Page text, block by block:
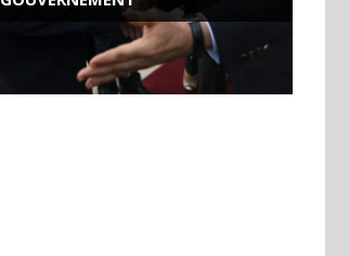
ROSE VALLAND, HEROÏNE DE LA
RESISTANCE FRANÇAISE